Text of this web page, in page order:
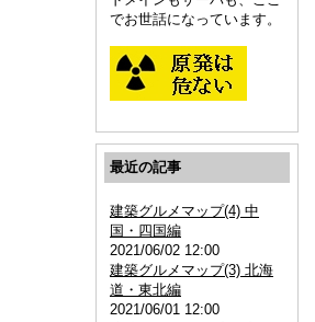
でお世話になっています。
最近の記事
建築グルメマップ(4) 中
国・四国編
2021/06/02 12:00
建築グルメマップ(3) 北海
道・東北編
2021/06/01 12:00